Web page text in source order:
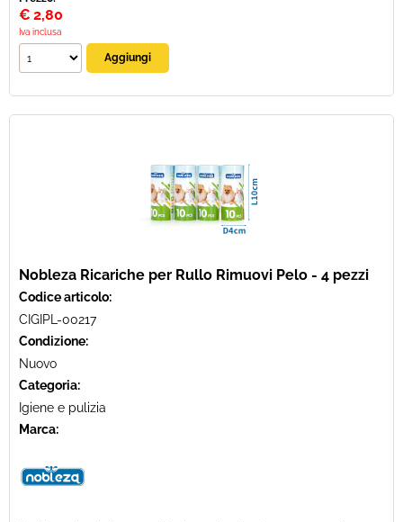
€ 2,80
Iva inclusa
Nobleza Ricariche per Rullo Rimuovi Pelo - 4 pezzi
Codice articolo:
CIGIPL-00217
Condizione:
Nuovo
Categoria:
Igiene e pulizia
Marca: